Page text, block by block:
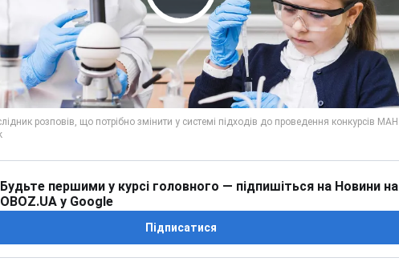
Play Video
Будьте першими у курсі головного — підпишіться на Новини на
OBOZ.UA у Google
Підписатися